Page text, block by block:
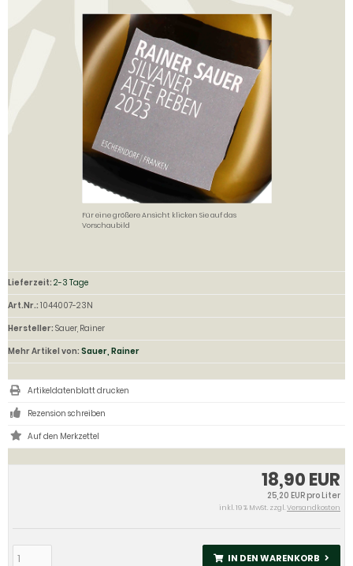
Für eine größere Ansicht klicken Sie auf das
Vorschaubild
18,90 EUR
25,20 EUR pro Liter
inkl. 19 % MwSt. zzgl.Versandkosten
IN DEN WARENKORB
Lieferzeit: 2-3 Tage
Art.Nr.: 1044007-23N
Hersteller: Sauer, Rainer
Mehr Artikel von: Sauer, Rainer
Artikeldatenblatt drucken
Rezension schreiben